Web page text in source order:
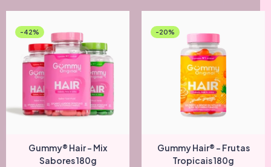
-42%
Gummy® Hair - Mix
Sabores 180g
-20%
Gummy Hair® - Frutas
Tropicais 180g